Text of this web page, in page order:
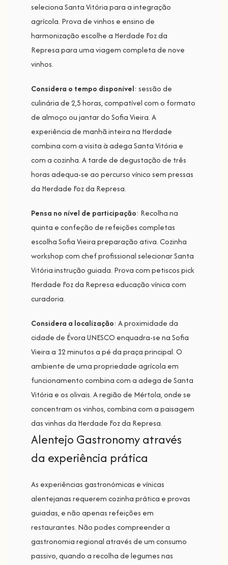
seleciona Santa Vitória para a integração
agrícola. Prova de vinhos e ensino de
harmonização escolhe a Herdade Foz da
Represa para uma viagem completa de nove
vinhos.
Considera o tempo disponível: sessão de
culinária de 2,5 horas, compatível com o formato
de almoço ou jantar do Sofia Vieira. A
experiência de manhã inteira na Herdade
combina com a visita à adega Santa Vitória e
com a cozinha. A tarde de degustação de três
horas adequa-se ao percurso vínico sem pressas
da Herdade Foz da Represa.
Pensa no nível de participação: Recolha na
quinta e confeção de refeições completas
escolha Sofia Vieira preparação ativa. Cozinha
workshop com chef profissional selecionar Santa
Vitória instrução guiada. Prova com petiscos pick
Herdade Foz da Represa educação vínica com
curadoria.
Considera a localização: A proximidade da
cidade de Évora UNESCO enquadra-se na Sofia
Vieira a 12 minutos a pé da praça principal. O
ambiente de uma propriedade agrícola em
funcionamento combina com a adega de Santa
Vitória e os olivais. A região de Mértola, onde se
concentram os vinhos, combina com a paisagem
das vinhas da Herdade Foz da Represa.
Alentejo Gastronomy através
da experiência prática
As experiências gastronómicas e vínicas
alentejanas requerem cozinha prática e provas
guiadas, e não apenas refeições em
restaurantes. Não podes compreender a
gastronomia regional através de um consumo
passivo, quando a recolha de legumes nas